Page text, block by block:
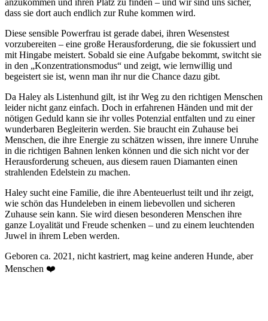
dass sie dort auch endlich zur Ruhe kommen wird.
Diese sensible Powerfrau ist gerade dabei, ihren Wesenstest
vorzubereiten – eine große Herausforderung, die sie fokussiert und
mit Hingabe meistert. Sobald sie eine Aufgabe bekommt, switcht sie
in den „Konzentrationsmodus“ und zeigt, wie lernwillig und
begeistert sie ist, wenn man ihr nur die Chance dazu gibt.
Da Haley als Listenhund gilt, ist ihr Weg zu den richtigen Menschen
leider nicht ganz einfach. Doch in erfahrenen Händen und mit der
nötigen Geduld kann sie ihr volles Potenzial entfalten und zu einer
wunderbaren Begleiterin werden. Sie braucht ein Zuhause bei
Menschen, die ihre Energie zu schätzen wissen, ihre innere Unruhe
in die richtigen Bahnen lenken können und die sich nicht vor der
Herausforderung scheuen, aus diesem rauen Diamanten einen
strahlenden Edelstein zu machen.
Haley sucht eine Familie, die ihre Abenteuerlust teilt und ihr zeigt,
wie schön das Hundeleben in einem liebevollen und sicheren
Zuhause sein kann. Sie wird diesen besonderen Menschen ihre
ganze Loyalität und Freude schenken – und zu einem leuchtenden
Juwel in ihrem Leben werden.
Geboren ca. 2021, nicht kastriert, mag keine anderen Hunde, aber
Menschen ❤️